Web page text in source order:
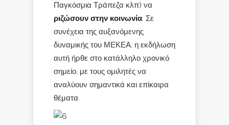
Παγκόσμια Τράπεζα κλπ) να
ριζώσουν στην κοινωνία. Σε
συνέχεια της αυξανόμενης
δυναμικής του ΜΕΚΕΑ, η εκδήλωση
αυτή ήρθε στο κατάλληλο χρονικό
σημείο, με τους ομιλητές να
αναλύουν σημαντικά και επίκαιρα
θέματα.